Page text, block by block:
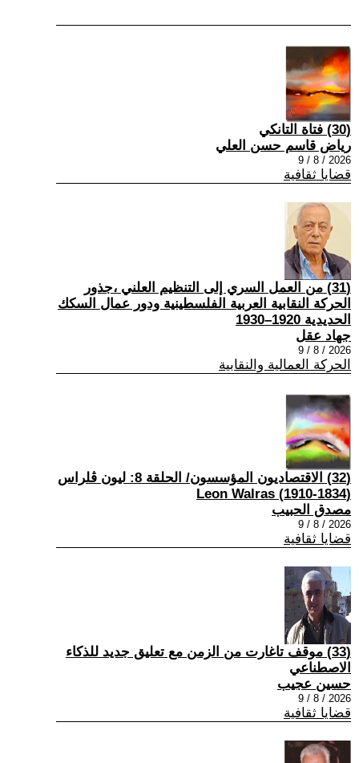
(30) فتاة التانكي
رياض قاسم حسن العلي
2026 / 8 / 9
قضايا ثقافية
(31) من العمل السري إلى التنظيم العلني ،جذور
الحركة النقابية العربية الفلسطينية ودور عمال السكك
الحديدية 1920–1930
جهاد عقل
2026 / 8 / 9
الحركة العمالية والنقابية
(32) الاقتصاديون المؤسسون/ الحلقة 8: ليون ڤلراس
(1834-1910) Leon Walras
مصدق الحبيب
2026 / 8 / 9
قضايا ثقافية
(33) موقف تاغارت من الزمن مع تعليق جديد للذكاء
الاصطناعي
حسين عجيب
2026 / 8 / 9
قضايا ثقافية